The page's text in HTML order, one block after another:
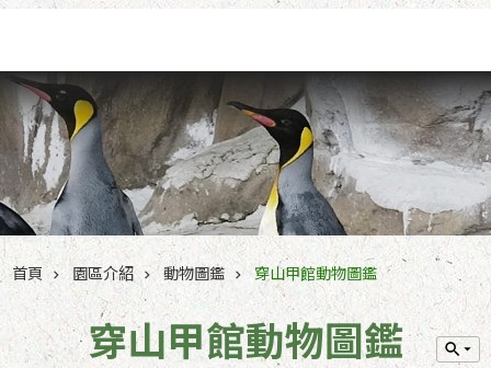
首頁 園區介紹 動物圖鑑 穿山甲館動物圖鑑
穿山甲館動物圖鑑